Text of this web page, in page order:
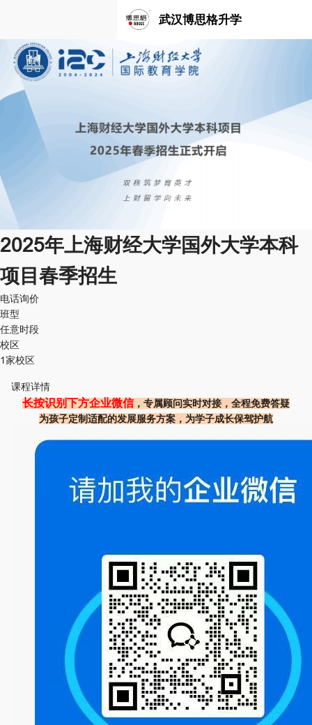
武汉博思格升学
2025年上海财经大学国外大学本科
项目春季招生
电话询价
班型
任意时段
校区
1家校区
课程详情
长按识别下方企业微信，专属顾问实时对接，全程免费答疑
为孩子定制适配的发展服务方案，为学子成长保驾护航